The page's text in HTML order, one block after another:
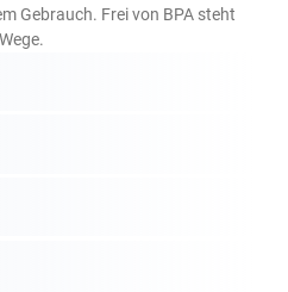
Gebrauch. Frei von BPA steht